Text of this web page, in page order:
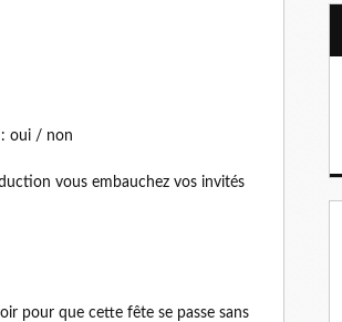
: oui / non
vous embauchez vos invités
pour que cette fête se passe sans